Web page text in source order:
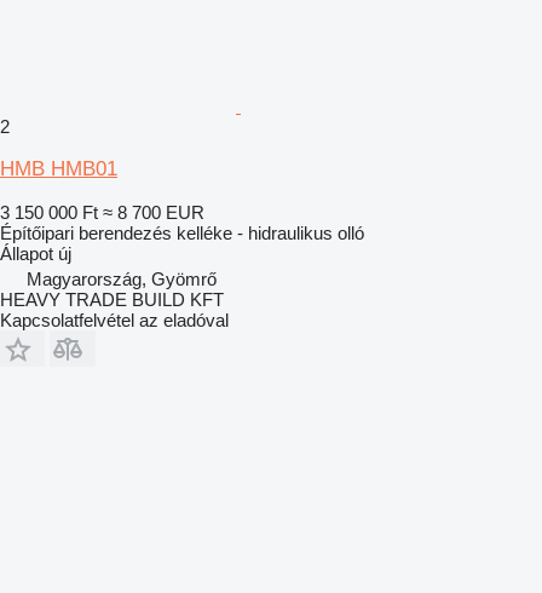
2
HMB HMB01
3 150 000 Ft ≈ 8 700 EUR
Építőipari berendezés kelléke - hidraulikus olló
Állapot új
Magyarország, Gyömrő
HEAVY TRADE BUILD KFT
Kapcsolatfelvétel az eladóval